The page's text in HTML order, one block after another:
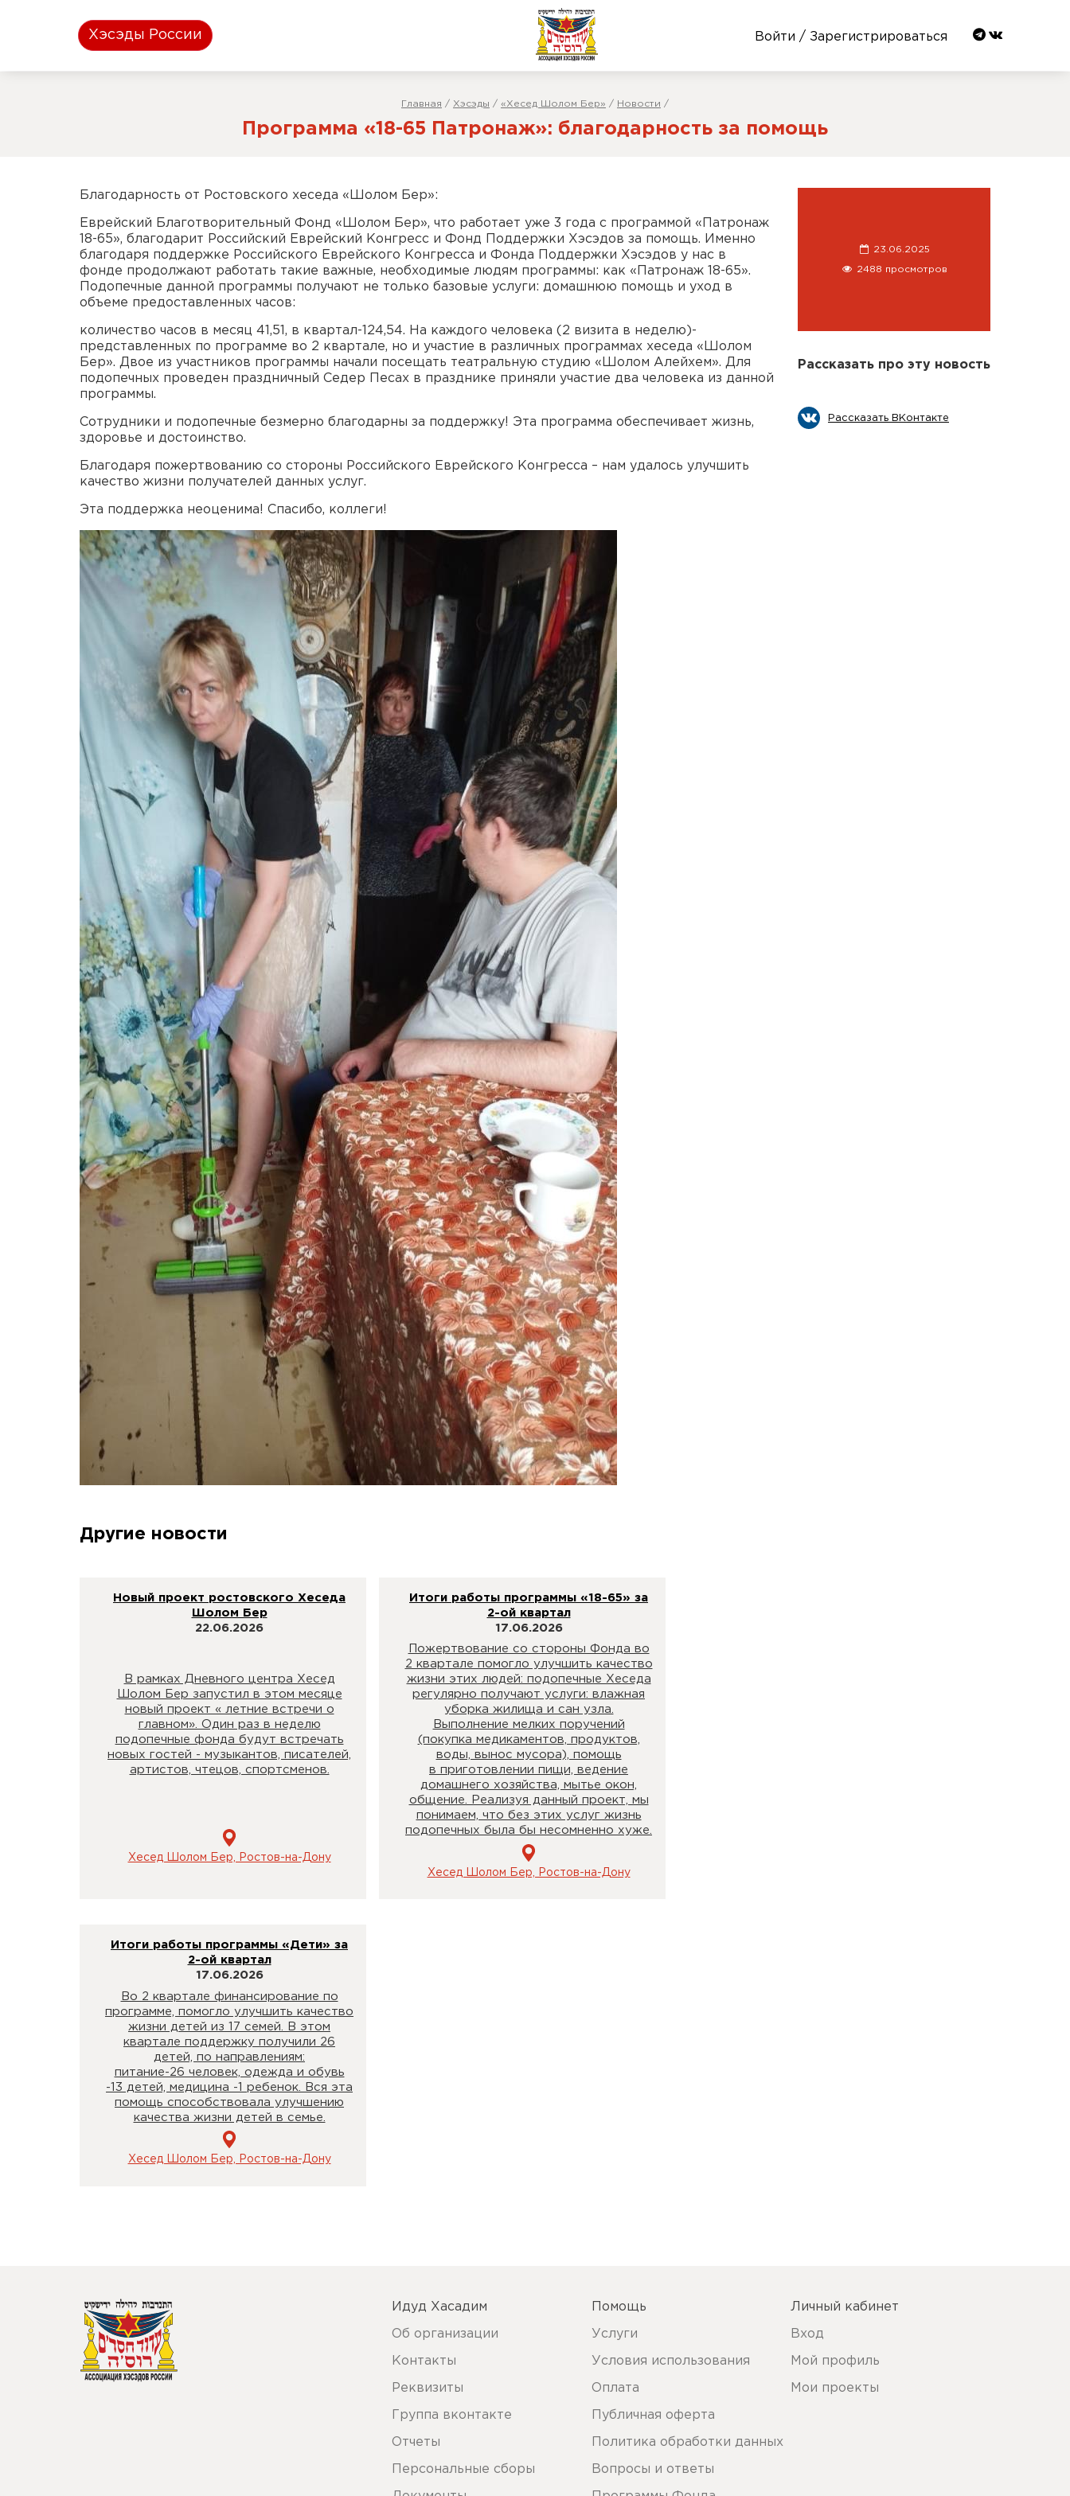
Хэсэды России Войти / Зарегистрироваться
Главная / Хэсэды / «Хесед Шолом Бер» / Новости /
Программа «18-65 Патронаж»: благодарность за помощь
Благодарность от Ростовского хеседа «Шолом Бер»:
Еврейский Благотворительный Фонд «Шолом Бер», что работает уже 3 года с программой «Патронаж
18-65», благодарит Российский Еврейский Конгресс и Фонд Поддержки Хэсэдов за помощь. Именно
благодаря поддержке Российского Еврейского Конгресса и Фонда Поддержки Хэсэдов у нас в
фонде продолжают работать такие важные, необходимые людям программы: как «Патронаж 18-65».
Подопечные данной программы получают не только базовые услуги: домашнюю помощь и уход в
объеме предоставленных часов:
количество часов в месяц 41,51, в квартал-124,54. На каждого человека (2 визита в неделю)-
представленных по программе во 2 квартале, но и участие в различных программах хеседа «Шолом
Бер». Двое из участников программы начали посещать театральную студию «Шолом Алейхем». Для
подопечных проведен праздничный Седер Песах в празднике приняли участие два человека из данной
программы.
Сотрудники и подопечные безмерно благодарны за поддержку! Эта программа обеспечивает жизнь,
здоровье и достоинство.
Благодаря пожертвованию со стороны Российского Еврейского Конгресса – нам удалось улучшить
качество жизни получателей данных услуг.
Эта поддержка неоценима! Спасибо, коллеги!
Другие новости
Новый проект ростовского Хеседа
Шолом Бер
22.06.2026
В рамках Дневного центра Хесед
Шолом Бер запустил в этом месяце
новый проект « летние встречи о
главном». Один раз в неделю
подопечные фонда будут встречать
новых гостей - музыкантов, писателей,
артистов, чтецов, спортсменов.
Хесед Шолом Бер, Ростов-на-Дону
Итоги работы программы «18-65» за
2-ой квартал
17.06.2026
Пожертвование со стороны Фонда во
2 квартале помогло улучшить качество
жизни этих людей: подопечные Хеседа
регулярно получают услуги: влажная
уборка жилища и сан узла.
Выполнение мелких поручений
(покупка медикаментов, продуктов,
воды, вынос мусора), помощь
в приготовлении пищи, ведение
домашнего хозяйства, мытье окон,
общение. Реализуя данный проект, мы
понимаем, что без этих услуг жизнь
подопечных была бы несомненно хуже.
Хесед Шолом Бер, Ростов-на-Дону
Итоги работы программы «Дети» за
2-ой квартал
17.06.2026
Во 2 квартале финансирование по
программе, помогло улучшить качество
жизни детей из 17 семей. В этом
квартале поддержку получили 26
детей, по направлениям:
питание-26 человек, одежда и обувь
-13 детей, медицина -1 ребенок. Вся эта
помощь способствовала улучшению
качества жизни детей в семье.
Хесед Шолом Бер, Ростов-на-Дону
23.06.2025
2488 просмотров
Рассказать про эту новость
Рассказать ВКонтакте
Идуд Хасадим
Об организации
Контакты
Реквизиты
Группа вконтакте
Отчеты
Персональные сборы
Помощь
Услуги
Условия использования
Оплата
Публичная оферта
Политика обработки данных
Вопросы и ответы
Личный кабинет
Вход
Мой профиль
Мои проекты